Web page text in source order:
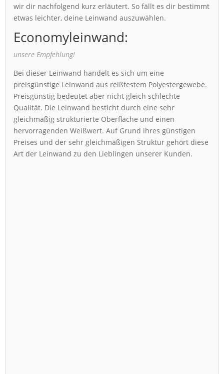
wir dir nachfolgend kurz erläutert. So fällt es dir bestimmt
etwas leichter, deine Leinwand auszuwählen.
Economyleinwand:
unsere Empfehlung!
Bei dieser Leinwand handelt es sich um eine
preisgünstige Leinwand aus reißfestem Polyestergewebe.
Preisgünstig bedeutet aber nicht gleich schlechte
Qualität. Die Leinwand besticht durch eine sehr
gleichmäßig strukturierte Oberfläche und einen
hervorragenden Weißwert. Auf Grund ihres günstigen
Preises und der sehr gleichmäßigen Struktur gehört diese
Art der Leinwand zu den Lieblingen unserer Kunden.